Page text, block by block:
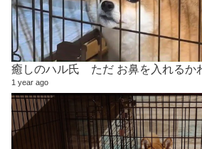
癒しのハル氏 ただ お鼻を入れるか
1 year ago